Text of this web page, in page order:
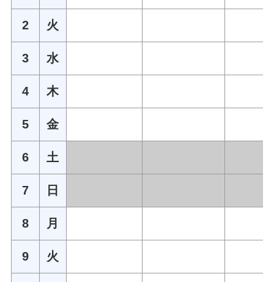
2 火
3 水
4 木
5 金
6 土
7 日
8 月
9 火